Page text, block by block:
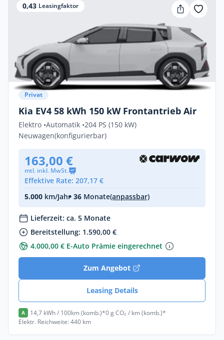
0,43 Leasingfaktor
Privat
Kia EV4 58 kWh 150 kW Frontantrieb Air
Elektro •Automatik •204 PS (150 kW)
Neuwagen(konfigurierbar)
163,00 €
mtl. inkl. MwSt.
Effektive Rate: 207,17 €
5.000 km/Jahr• 36 Monate(anpassbar)
Lieferzeit: ca. 5 Monate
Bereitstellung: 1.590,00 €
4.000,00 € E-Auto Prämie eingerechnet
Zum Angebot
Leasing Details
A 14,7 kWh / 100km (komb.)*0 g CO₂ / km (komb.)*
Elektr. Reichweite: 440 km